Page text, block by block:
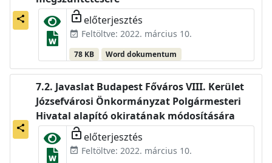
share lock_open előterjesztés
event_available Feltöltve: 2022. március 10.
78 KB Word dokumentum
share
Javaslat Budapest Főváros VIII. Kerület
Józsefvárosi Önkormányzat Polgármesteri
Hivatal alapító okiratának módosítására
lock_open előterjesztés
event_available Feltöltve: 2022. március 10.